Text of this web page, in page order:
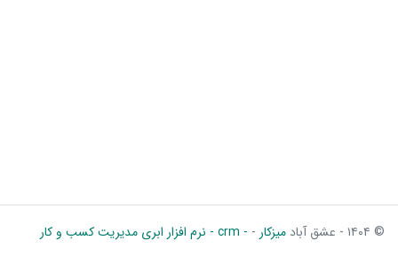
© ۱۴۰۴ - عشق آباد میزکار - - crm - نرم افزار ابری مدیریت کسب و کار